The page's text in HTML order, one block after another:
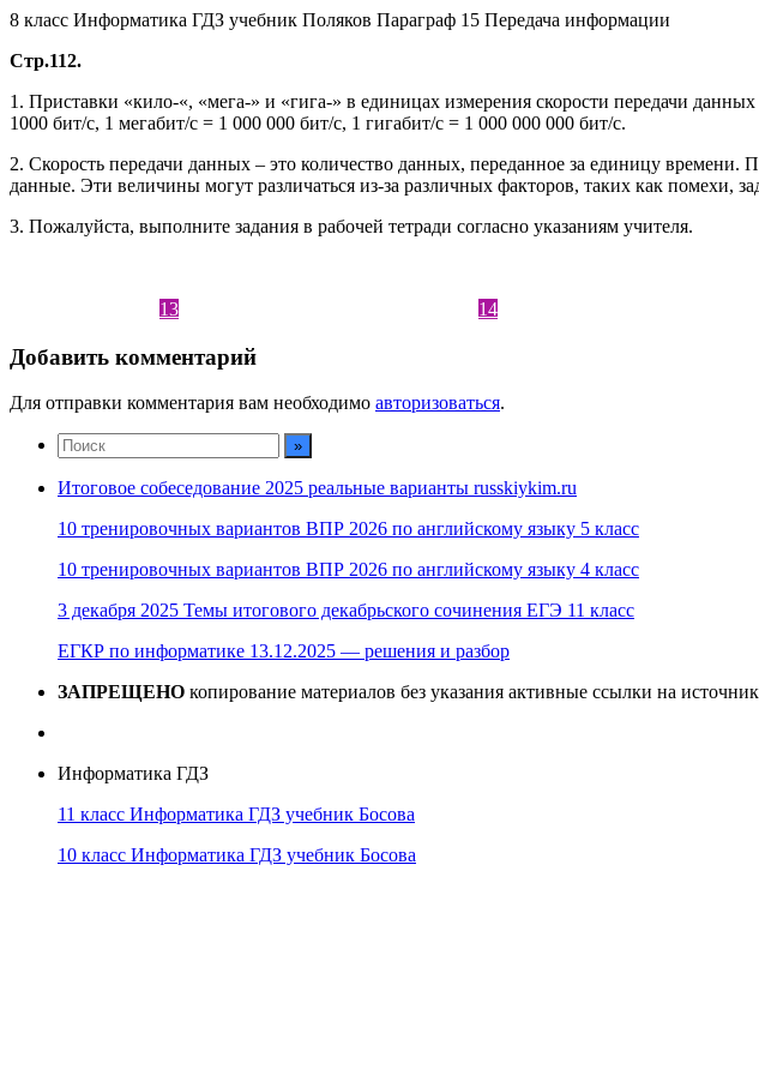
8 класс Информатика ГДЗ учебник Поляков Параграф 15 Передача информации
Стр.112.
1. Приставки «кило-«, «мега-» и «гига-» в единицах измерения скорости передачи
1000 бит/с, 1 мегабит/с = 1 000 000 бит/с, 1 гигабит/с = 1 000 000 000 бит/с.
2. Скорость передачи данных – это количество данных, переданное за единицу времени.
данные. Эти величины могут различаться из-за различных факторов, таких как помехи,
3. Пожалуйста, выполните задания в рабочей тетради согласно указаниям учителя.
13 14
Добавить комментарий
Для отправки комментария вам необходимо авторизоваться.
Итоговое собеседование 2025 реальные варианты russkiykim.ru
10 тренировочных вариантов ВПР 2026 по английскому языку 5 класс
10 тренировочных вариантов ВПР 2026 по английскому языку 4 класс
3 декабря 2025 Темы итогового декабрьского сочинения ЕГЭ 11 класс
ЕГКР по информатике 13.12.2025 — решения и разбор
ЗАПРЕЩЕНО копирование материалов без указания активные ссылки на источник
Информатика ГДЗ
11 класс Информатика ГДЗ учебник Босова
10 класс Информатика ГДЗ учебник Босова